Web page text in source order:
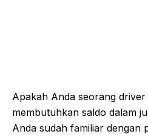
Apakah Anda seorang
membutuhkan saldo dalam
Anda sudah familiar dengan